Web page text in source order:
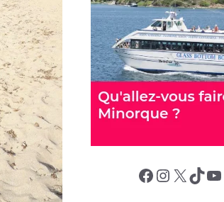
Facebook Instagram X (Twitter) TikTok YouTube